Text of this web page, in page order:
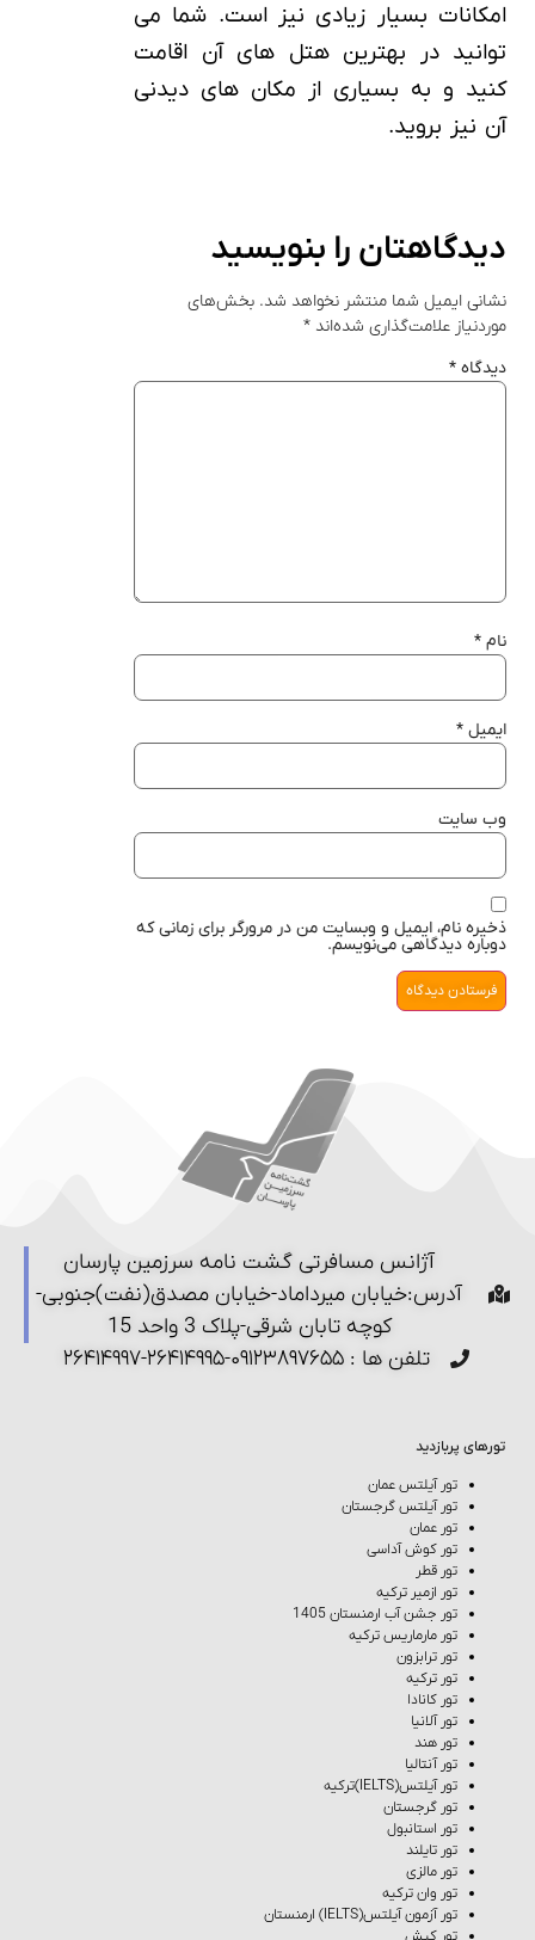
امکانات بسیار زیادی نیز است. شما می
توانید در بهترین هتل های آن اقامت
کنید و به بسیاری از مکان های دیدنی
آن نیز بروید.
دیدگاهتان را بنویسید
نشانی ایمیل شما منتشر نخواهد شد. بخش‌های
موردنیاز علامت‌گذاری شده‌اند *
دیدگاه *
نام *
ایمیل *
وب‌ سایت
ذخیره نام، ایمیل و وبسایت من در مرورگر برای زمانی که
دوباره دیدگاهی می‌نویسم.
آژانس مسافرتی گشت نامه سرزمین پارسان
آدرس:خیابان میرداماد-خیابان مصدق(نفت)جنوبی-
کوچه تابان شرقی-پلاک 3 واحد 15
تلفن ها : ۰۹۱۲۳۸۹۷۶۵۵-۲۶۴۱۴۹۹۵-۲۶۴۱۴۹۹۷
تورهای پربازدید
تور آیلتس عمان
تور آیلتس گرجستان
تور عمان
تور کوش‌ آداسی
تور قطر
تور ازمیر ترکیه
تور جشن آب ارمنستان 1405
تور مارماریس ترکیه
تور ترابزون
تور ترکیه
تور کانادا
تور آلانیا
تور هند
تور آنتالیا
تور آیلتس(IELTS)ترکیه
تور گرجستان
تور استانبول
تور تایلند
تور مالزی
تور وان ترکیه
تور آزمون آیلتس(IELTS) ارمنستان